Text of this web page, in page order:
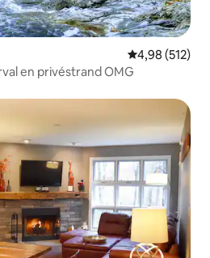
Gemiddelde
4,98 (512)
en privéstrand OMG